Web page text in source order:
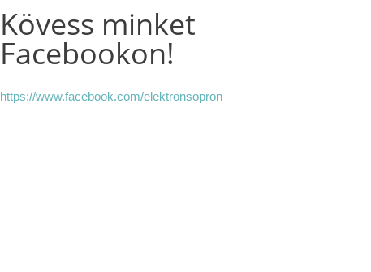
Kövess minket
Facebookon!
https://www.facebook.com/elektronsopron